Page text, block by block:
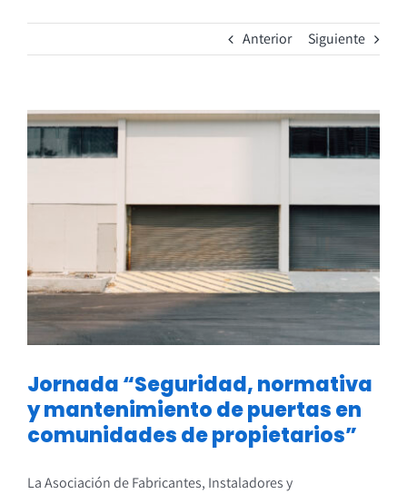
Anterior Siguiente
Ver
imagen
Jornada “Seguridad, normativa
y mantenimiento de puertas en
comunidades de propietarios”
La Asociación de Fabricantes, Instaladores y